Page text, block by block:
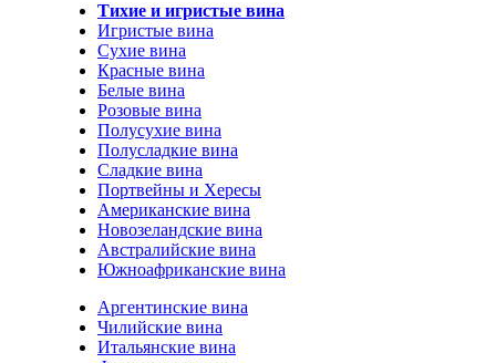
Тихие и игристые вина
Игристые вина
Сухие вина
Красные вина
Белые вина
Розовые вина
Полусухие вина
Полусладкие вина
Сладкие вина
Портвейны и Хересы
Американские вина
Новозеландские вина
Австралийские вина
Южноафриканские вина
Аргентинские вина
Чилийские вина
Итальянские вина